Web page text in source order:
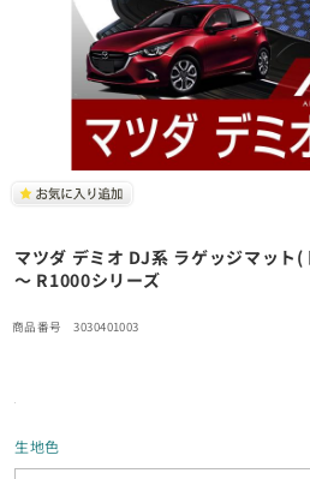
マツダ デミオ DJ系 ラゲッジマット
～ R1000シリーズ
3030401003
生地色